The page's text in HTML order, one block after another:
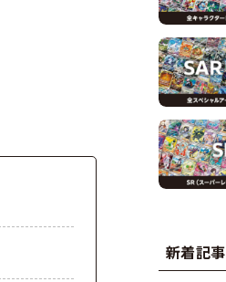
新着記事